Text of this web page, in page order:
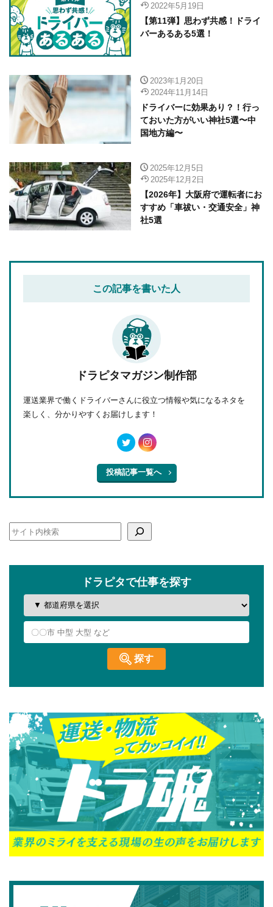
2022年5月19日
【第11弾】思わず共感！ドライ
バーあるある5選！
2023年1月20日
2024年11月14日
ドライバーに効果あり？！行っ
ておいた方がいい神社5選〜中
国地方編〜
2025年12月5日
2025年12月2日
【2026年】大阪府で運転者にお
すすめ「車祓い・交通安全」神
社5選
この記事を書いた人
ドラピタマガジン制作部
運送業界で働くドライバーさんに役立つ情報や気になるネタを
楽しく、分かりやすくお届けします！
投稿記事一覧へ